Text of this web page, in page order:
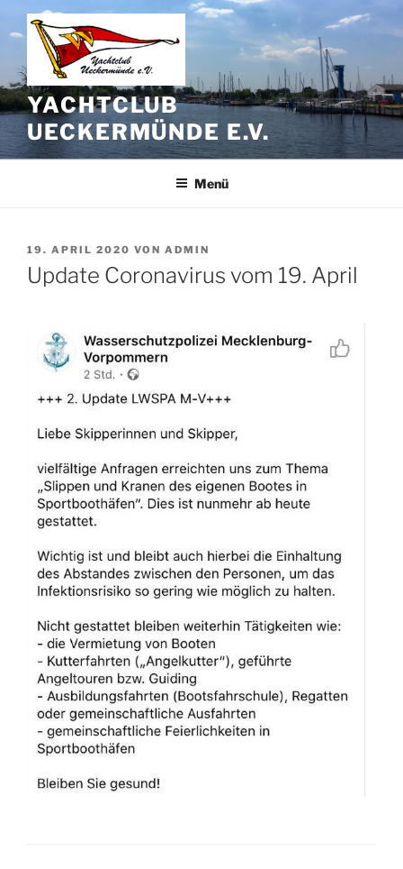
Zum
Inhalt
springen
YACHTCLUB
UECKERMÜNDE E.V.
Menü
VERÖFFENTLICHT
AM
19. APRIL 2020 VON ADMIN
Update Coronavirus vom 19. April